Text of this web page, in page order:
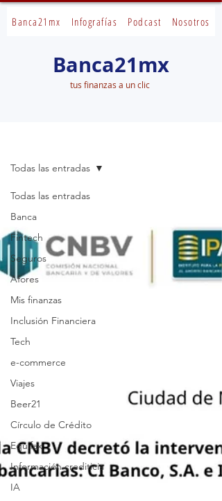
Banca21mx Infografías Podcast Nosotros
Banca21mx
tus finanzas a un clic
Todas las entradas
Banca
Fintech
Seguros
Afores
Mis finanzas
Inclusión Financiera
Tech
e-commerce
Viajes
Beer21
Círculo de Crédito
Equifax
Información crediticia
IA
Todas las entradas